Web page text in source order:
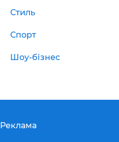
Стиль
Спорт
Шоу-бізнес
Реклама